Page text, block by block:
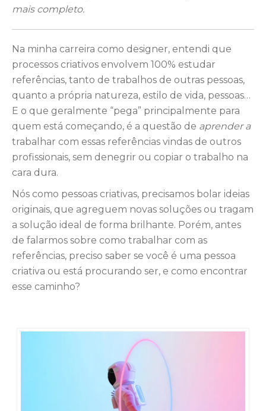
mais completo.
Na minha carreira como designer, entendi que
processos criativos envolvem 100% estudar
referências, tanto de trabalhos de outras pessoas,
quanto a própria natureza, estilo de vida, pessoas…
E o que geralmente “pega” principalmente para
quem está começando, é a questão de aprender a
trabalhar com essas referências vindas de outros
profissionais, sem denegrir ou copiar o trabalho na
cara dura.
Nós como pessoas criativas, precisamos bolar ideias
originais, que agreguem novas soluções ou tragam
a solução ideal de forma brilhante. Porém, antes
de falarmos sobre como trabalhar com as
referências, preciso saber se você é uma pessoa
criativa ou está procurando ser, e como encontrar
esse caminho?